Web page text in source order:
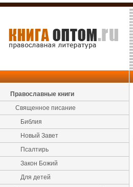
Православные книги
Священное писание
Библия
Новый Завет
Псалтирь
Закон Божий
Для детей